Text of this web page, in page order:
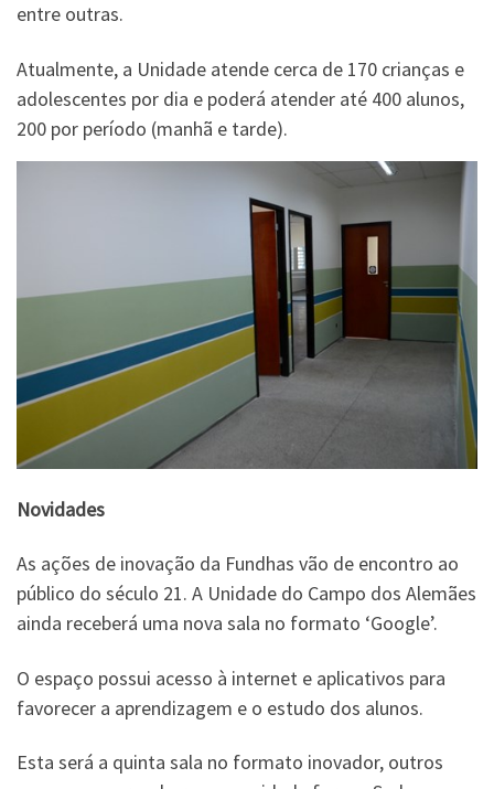
entre outras.
Atualmente, a Unidade atende cerca de 170 crianças e
adolescentes por dia e poderá atender até 400 alunos,
200 por período (manhã e tarde).
Novidades
As ações de inovação da Fundhas vão de encontro ao
público do século 21. A Unidade do Campo dos Alemães
ainda receberá uma nova sala no formato ‘Google’.
O espaço possui acesso à internet e aplicativos para
favorecer a aprendizagem e o estudo dos alunos.
Esta será a quinta sala no formato inovador, outros